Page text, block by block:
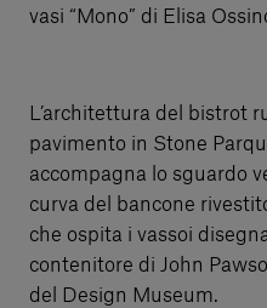
vasi “Mono” di Elisa
L’architettura del bistrot
pavimento in Stone
accompagna lo sguardo
curva del bancone
che ospita i vassoi
contenitore di John
del Design Museum.